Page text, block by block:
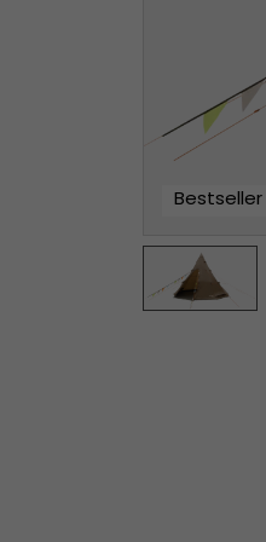
Bestseller